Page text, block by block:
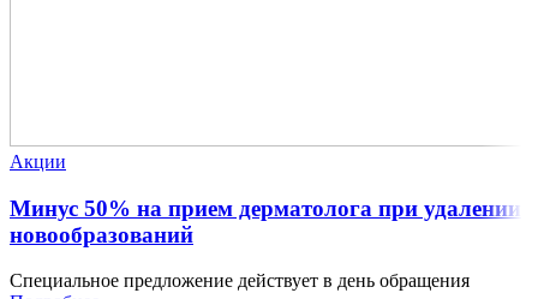
Акции
Минус 50% на прием дерматолога при удалении
новообразований
Специальное предложение действует в день обращения